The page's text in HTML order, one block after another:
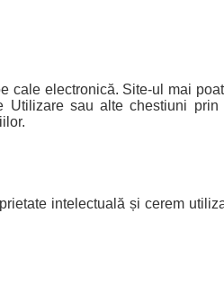
cale electronică. Site-ul mai
Utilizare sau alte chestiuni
intelectuală și cerem